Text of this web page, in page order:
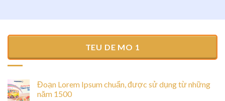
TEU DE MO 1
Đoạn Lorem Ipsum chuẩn, được sử dụng từ những
năm 1500